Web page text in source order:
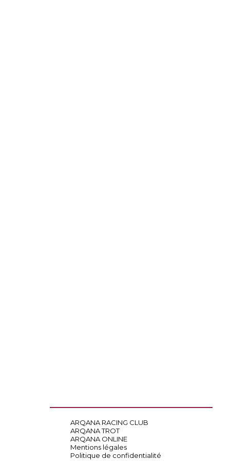
ARQANA RACING CLUB
ARQANA TROT
ARQANA ONLINE
Mentions légales
Politique de confidentialité